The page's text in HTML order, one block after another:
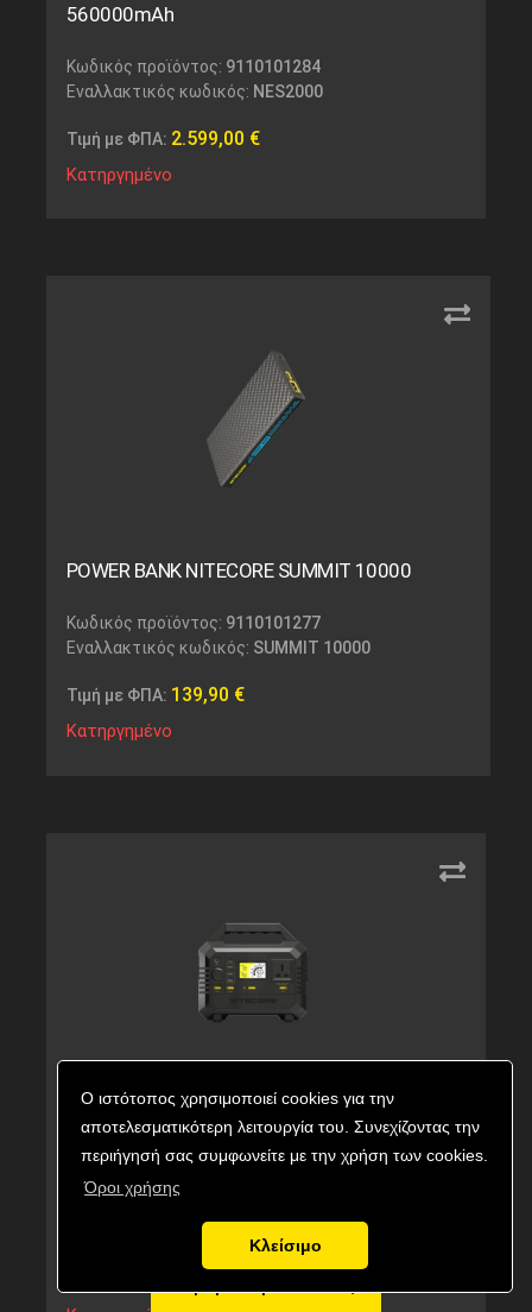
Ο ιστότοπος χρησιμοποιεί cookies για την
αποτελεσματικότερη λειτουργία του. Συνεχίζοντας την
περιήγησή σας συμφωνείτε με την χρήση των cookies.
Όροι χρήσης
Κλείσιμο
560000mAh
Κωδικός προϊόντος: 9110101284
Εναλλακτικός κωδικός: NES2000
Τιμή με ΦΠΑ: 2.599,00 €
Κατηργημένο
POWER BANK NITECORE SUMMIT 10000
Κωδικός προϊόντος: 9110101277
Εναλλακτικός κωδικός: SUMMIT 10000
Τιμή με ΦΠΑ: 139,90 €
Κατηργημένο
POWER STATION NITECORE NES500,
144000mAh
Εναλλακτικός κωδικός: